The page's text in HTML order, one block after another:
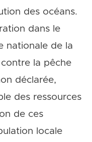
des océans.
dans le
nationale de la
la pêche
déclarée,
des ressources
de ces
locale